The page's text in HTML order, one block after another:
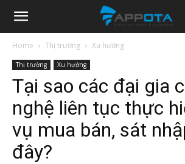
Appota
News
Home Thị trường Xu hướng
Thị trường Xu hướng
Tại sao các đại gia
nghệ liên tục thực
vụ mua bán, sát
đây?